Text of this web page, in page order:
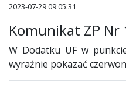
2023-07-29 09:05:31
Komunikat ZP Nr
W Dodatku UF w
wyraźnie pokazać